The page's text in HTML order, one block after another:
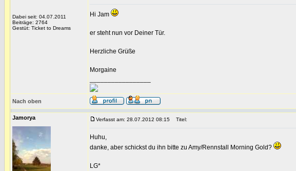
Dabei seit: 04.07.2011
Beiträge: 2764
Gestüt: Ticket to Dreams
Hi Jam
er steht nun vor Deiner Tür.
Herzliche Grüße
Morgaine
Nach oben
Jamorya Verfasst am: 28.07.2012 08:15 Titel:
Huhu,
danke, aber schickst du ihn bitte zu Amy/Rennstall Morning Gold?
LG*